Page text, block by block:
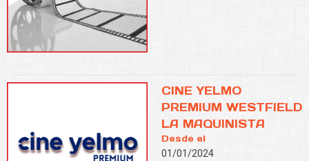
CINE YELMO
PREMIUM WESTFIELD
LA MAQUINISTA
Desde el
01/01/2024